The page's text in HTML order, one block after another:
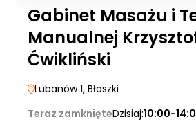
Gabinet Masażu i
Manualnej
Ćwikliński
Lubanów 1, Błaszki
Teraz zamknięteDzisiaj:10:00-